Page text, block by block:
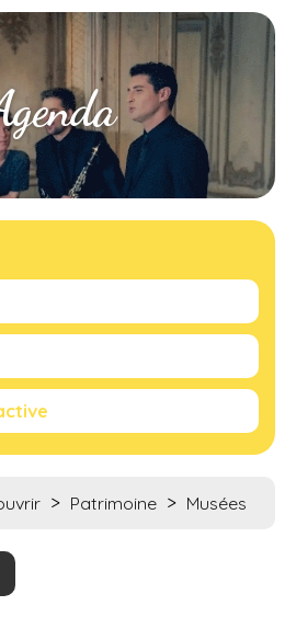
> Patrimoine > Musées